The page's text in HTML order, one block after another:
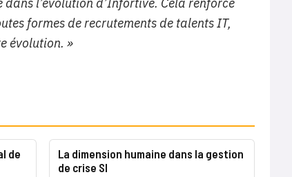
formes de recrutements de talents IT,
évolution. »
de
La dimension humaine dans la gestion
de crise SI